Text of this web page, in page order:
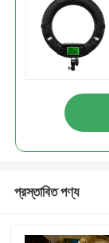
প্রস্তাবিত পণ্য